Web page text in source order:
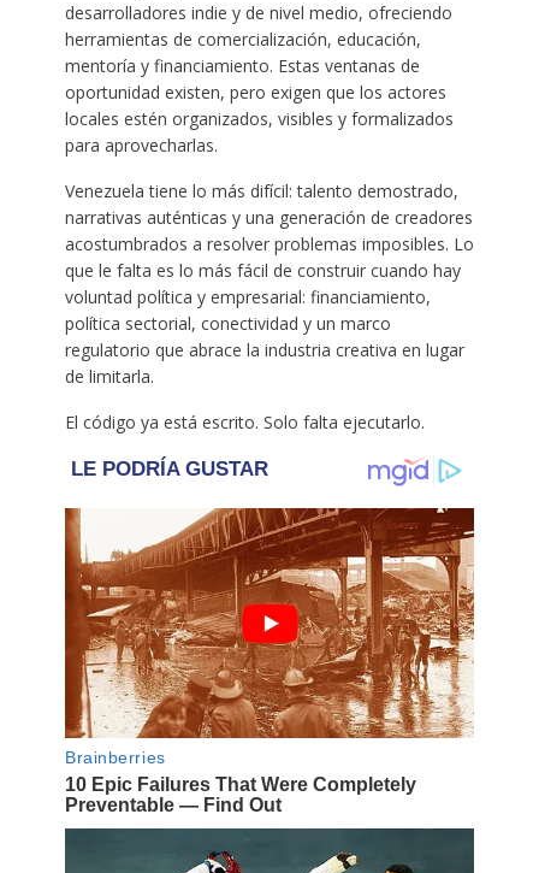
desarrolladores indie y de nivel medio, ofreciendo
herramientas de comercialización, educación,
mentoría y financiamiento. Estas ventanas de
oportunidad existen, pero exigen que los actores
locales estén organizados, visibles y formalizados
para aprovecharlas.
Venezuela tiene lo más difícil: talento demostrado,
narrativas auténticas y una generación de creadores
acostumbrados a resolver problemas imposibles. Lo
que le falta es lo más fácil de construir cuando hay
voluntad política y empresarial: financiamiento,
política sectorial, conectividad y un marco
regulatorio que abrace la industria creativa en lugar
de limitarla.
El código ya está escrito. Solo falta ejecutarlo.